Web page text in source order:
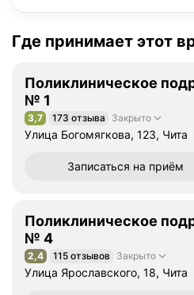
Где принимает этот
Поликлиническое
№ 1
Рейтинг 3,7 из 5
3,7 173 отзыва Закрыто
Улица Богомягкова, 123, Чита
Записаться на приём
Поликлиническое
№ 4
Рейтинг 2,4 из 5
2,4 115 отзывов Закрыто
Улица Ярославского, 18, Чита